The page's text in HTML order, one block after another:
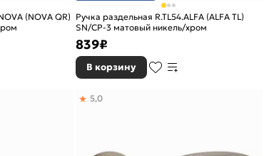
(NOVA QR) Ручка раздельная R.TL54.ALFA (ALFA TL)
SN/CP-3 матовый никель/хром
839₽
В корзину
5,0